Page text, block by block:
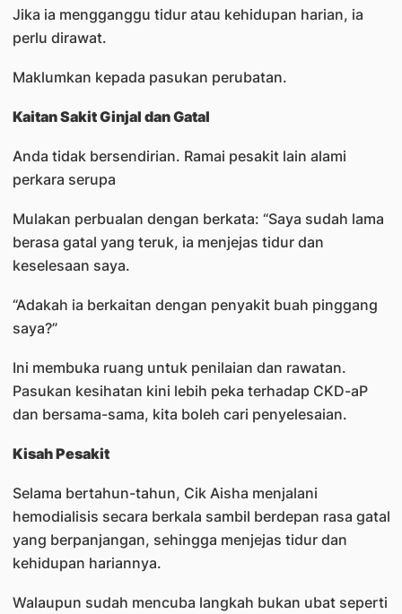
Jika ia mengganggu tidur atau kehidupan harian, ia
perlu dirawat.
Maklumkan kepada pasukan perubatan.
Kaitan Sakit Ginjal dan Gatal
Anda tidak bersendirian. Ramai pesakit lain alami
perkara serupa
Mulakan perbualan dengan berkata: “Saya sudah lama
berasa gatal yang teruk, ia menjejas tidur dan
keselesaan saya.
“Adakah ia berkaitan dengan penyakit buah pinggang
saya?”
Ini membuka ruang untuk penilaian dan rawatan.
Pasukan kesihatan kini lebih peka terhadap CKD-aP
dan bersama-sama, kita boleh cari penyelesaian.
Kisah Pesakit
Selama bertahun-tahun, Cik Aisha menjalani
hemodialisis secara berkala sambil berdepan rasa gatal
yang berpanjangan, sehingga menjejas tidur dan
kehidupan hariannya.
Walaupun sudah mencuba langkah bukan ubat seperti